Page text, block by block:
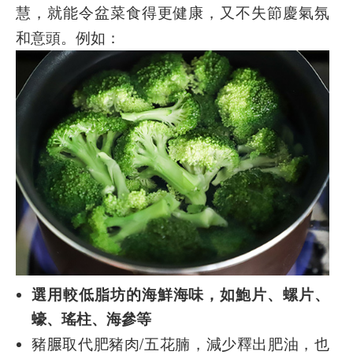
慧，就能令盆菜食得更健康，又不失節慶氣氛
和意頭。例如：
選用較低脂坊的海鮮海味，如鮑片、螺片、
蠔、瑤柱、海參等
豬𦟌取代肥豬肉/五花腩，減少釋出肥油，也